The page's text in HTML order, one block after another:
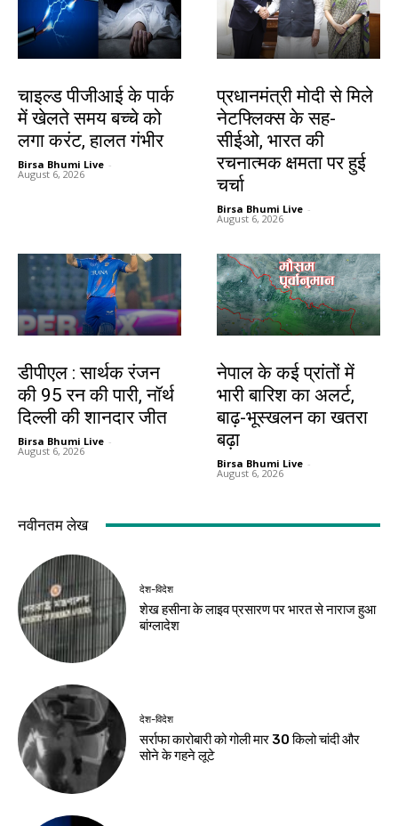
चाइल्ड पीजीआई के पार्क
में खेलते समय बच्चे को
लगा करंट, हालत गंभीर
Birsa Bhumi Live -
August 6, 2026
प्रधानमंत्री मोदी से मिले
नेटफ्लिक्स के सह-
सीईओ, भारत की
रचनात्मक क्षमता पर हुई
चर्चा
Birsa Bhumi Live -
August 6, 2026
डीपीएल : सार्थक रंजन
की 95 रन की पारी, नॉर्थ
दिल्ली की शानदार जीत
Birsa Bhumi Live -
August 6, 2026
नेपाल के कई प्रांतों में
भारी बारिश का अलर्ट,
बाढ़-भूस्खलन का खतरा
बढ़ा
Birsa Bhumi Live -
August 6, 2026
नवीनतम लेख
देश-विदेश
शेख हसीना के लाइव प्रसारण पर भारत से नाराज हुआ
बांग्लादेश
देश-विदेश
सर्राफा कारोबारी को गोली मार 30 किलो चांदी और
सोने के गहने लूटे